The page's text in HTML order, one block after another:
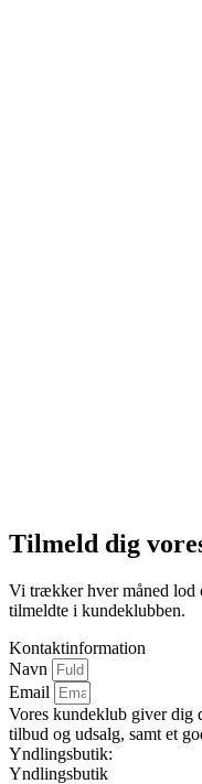
Tilmeld dig
Vi trækker hver måned lod
tilmeldte i kundeklubben.
Kontaktinformation
Navn
Email
Vores kundeklub giver dig
tilbud og udsalg, samt et
Yndlingsbutik:
Yndlingsbutik